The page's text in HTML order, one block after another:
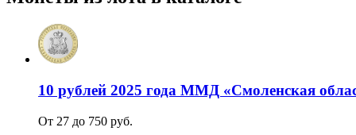
10 рублей 2025 года ММД «Смоленская
От 27 до 750 руб.